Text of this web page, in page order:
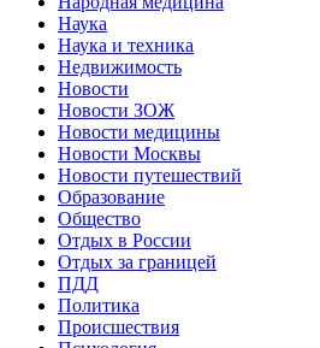
Наука
Наука и техника
Недвижимость
Новости
Новости ЗОЖ
Новости медицины
Новости Москвы
Новости путешествий
Образование
Общество
Отдых в России
Отдых за границей
ПДД
Политика
Происшествия